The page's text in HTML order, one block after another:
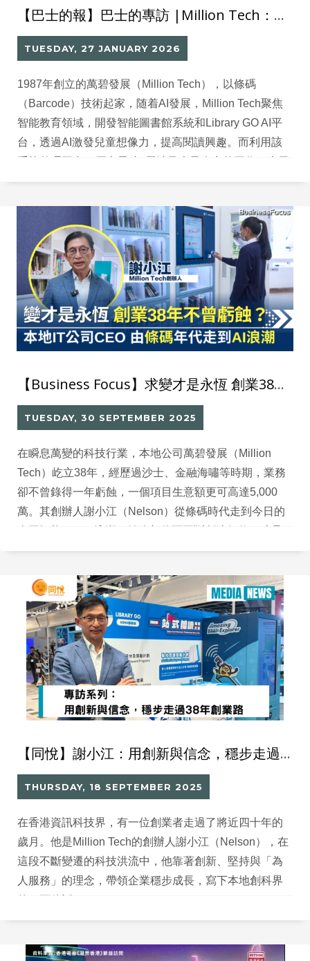
【巴士的報】巴士的專訪 |Million Tech：AI圖書館系統激發兒童想像力 提高閱讀興趣 減省行政工作
TUESDAY, 27 JANUARY 2026
1987年創立的萬碧發展（Million Tech），以條碼
（Barcode）技術起家，随着AI發展，Million Tech聚焦
智能教育領域，開發智能圖書館系統和Library GO AI平
台，透過AI激發兒童想像力，提高閱讀興趣。而利用該
甚至1 小時就可完成。
【Business Focus】求變才是永恆 創業38年不曾虧蝕？本地IT公司CEO由條碼年代走到AI浪潮
TUESDAY, 30 SEPTEMBER 2025
在瞬息萬變的科技行業，本地公司萬碧發展（Million
Tech）屹立38年，經歷過沙士、金融海嘯等時期，業務
卻不曾錄得一年虧蝕，一個項目生意額更可高達5,000
萬。其創辦人謝小江（Nelson）從條碼時代走到今日的
留住客戶的關鍵。
【同悅】謝小江：用創新與信念，穩步走過38年創業路
THURSDAY, 18 SEPTEMBER 2025
在香港資訊科技界，有一位創業者走過了將近四十年的
歲月。他是Million Tech的創辦人謝小江（Nelson），在
這段不斷變遷的科技洪流中，他靠著創新、堅持與「為
人服務」的理念，帶領企業穩步成長，寫下本地創科界